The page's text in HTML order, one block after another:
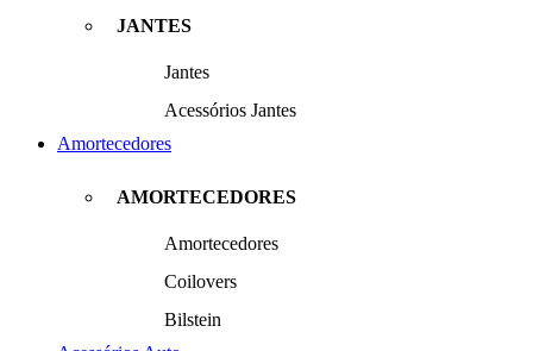
JANTES
Jantes
Acessórios Jantes
Amortecedores
AMORTECEDORES
Amortecedores
Coilovers
Bilstein